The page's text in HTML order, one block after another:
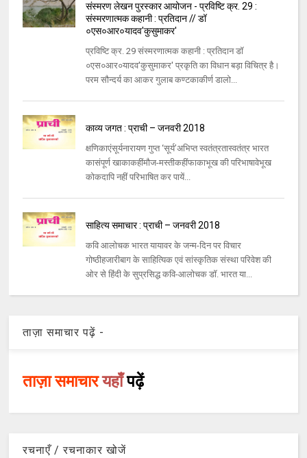
संस्मरण लेखन पुरस्कार आयोजन - प्रविष्टि क्र. 29 :
संस्मरणात्मक कहानी : प्रतिदान // डॉ
०एस०आर०यादव'कुसुमाकर'
प्रविष्टि क्र. 29 संस्मरणात्मक कहानी : प्रतिदान डॉ
०एस०आर०यादव'कुसुमाकर' प्रकृति का विधान बड़ा विचित्र है।
परम सौन्दर्य का आकर गुलाब कण्टकाकीर्ण डालो...
काव्य जगत : प्राची – जनवरी 2018
क्षणिकाएंसूर्यनारायण गुप्त ‘सूर्य’अभिप्त स्वतंत्रतास्वतंत्र भारत
कासंपूर्ण खाकाकहींमौज-मस्तीकहींफाकाभूख की परिभाषावेभूख
कोकदापि नहीं परिभाषित कर पायें...
साहित्य समाचार : प्राची – जनवरी 2018
कवि आलोचक भारत यायावर के जन्म-दिन पर विचार
गोष्ठीहजारीबाग के साहित्यिक एवं सांस्कृतिक संस्था परिवेश की
ओर से हिंदी के सुप्रसिद्ध कवि-आलोचक डॉ. भारत या...
ताज़ा समाचार पढ़ें -
ताज़ा समाचारयहाँपढ़ें
रचनाएँ / रचनाकार खोजें